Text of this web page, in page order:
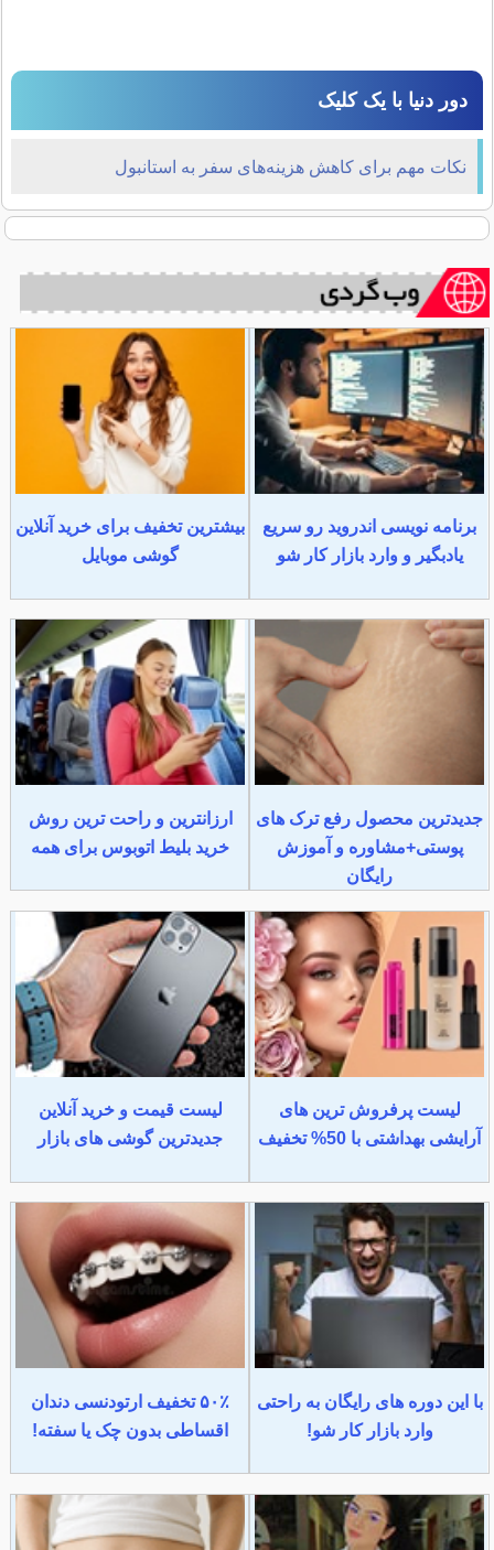
دور دنیا با یک کلیک
نکات مهم برای کاهش هزینه‌های سفر به استانبول
برنامه نویسی اندروید رو سریع
یادبگیر و وارد بازار کار شو
بیشترین تخفیف برای خرید آنلاین
گوشی موبایل
جدیدترین محصول رفع ترک های
پوستی+مشاوره و آموزش
رایگان
ارزانترین و راحت ترین روش
خرید بلیط اتوبوس برای همه
لیست پرفروش ترین های
آرایشی بهداشتی با 50% تخفیف
لیست قیمت و خرید آنلاین
جدیدترین گوشی های بازار
با این دوره های رایگان به راحتی
وارد بازار کار شو!
۵۰٪ تخفیف ارتودنسی دندان
اقساطی بدون چک یا سفته!